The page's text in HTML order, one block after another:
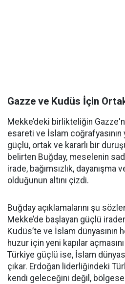
Gazze ve Kudüs İçin
Mekke’deki birlikteliğin
esareti ve İslam coğrafyasının
güçlü, ortak ve kararlı bir
belirten Buğday, meselenin
irade, bağımsızlık, dayanışma
olduğunun altını çizdi.
Buğday açıklamalarını şu
Mekke’de başlayan güçlü
Kudüs’te ve İslam
huzur için yeni kapılar
Türkiye güçlü ise, İslam
çıkar. Erdoğan liderliğindeki
kendi geleceğini değil,